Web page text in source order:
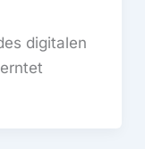
digitalen